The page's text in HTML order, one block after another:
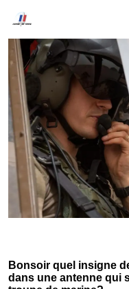
Bonsoir quel insigne
dans une antenne qui